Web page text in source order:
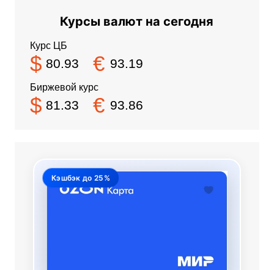
Курсы валют на сегодня
Курс ЦБ
$ 80.93 € 93.19
Биржевой курс
$ 81.33 € 93.86
Кэшбэк до 25%